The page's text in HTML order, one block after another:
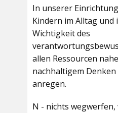
In unserer
Kindern im Alltag und
Wichtigkeit des
allen Ressourcen
nachhaltigem
anregen.
N - nichts wegwerfen,